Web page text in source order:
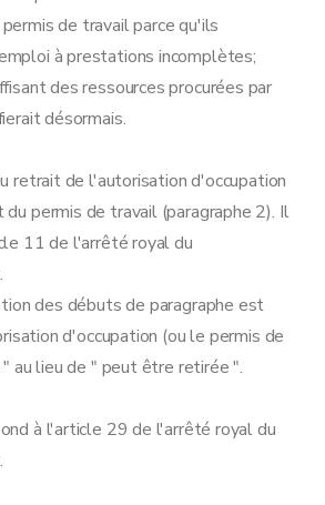
de travail parce qu'ils
à prestations incomplètes;
des ressources procurées par
désormais.
retrait de l'autorisation d'occupation
du permis de travail (paragraphe 2). Il
11 de l'arrêté royal du
des débuts de paragraphe est
d'occupation (ou le permis de
au lieu de " peut être retirée ".
à l'article 29 de l'arrêté royal du